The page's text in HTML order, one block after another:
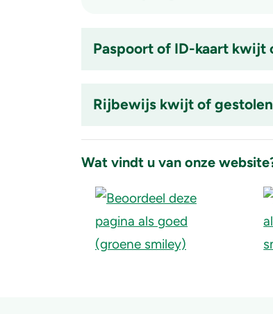
Paspoort of ID-kaart kwijt
Rijbewijs kwijt of
is
ingeklapt
Wat vindt u van onze